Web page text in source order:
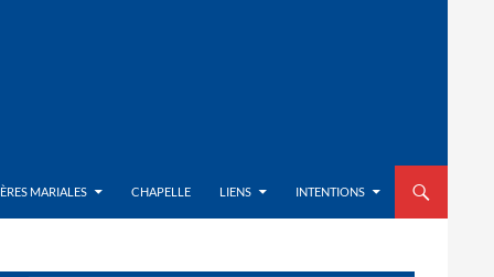
MARIALES
CHAPELLE LIENS INTENTIONS